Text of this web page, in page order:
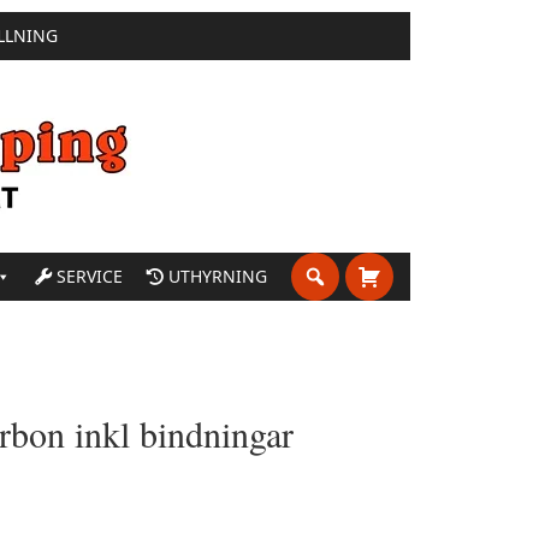
SERVICE
UTHYRNING
inkl bindningar